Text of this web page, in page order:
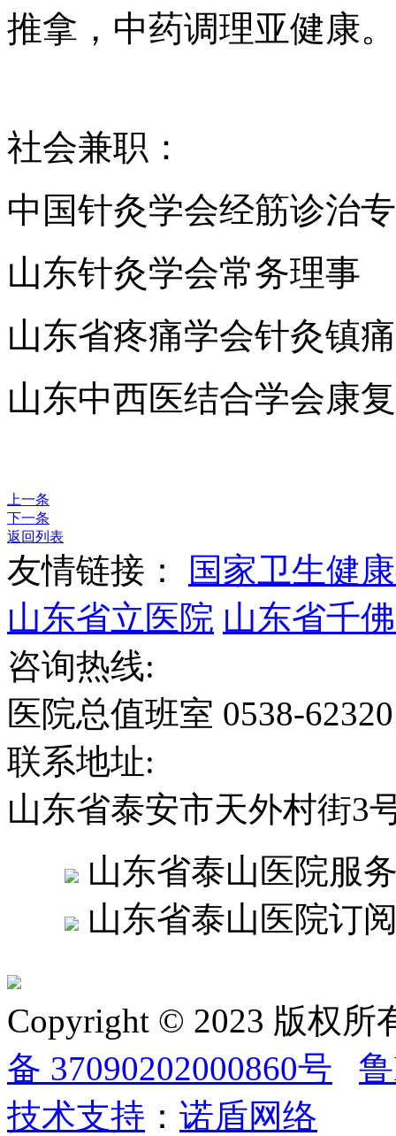
推拿，中药调理亚健康。
社会兼职：
中国针灸学会经筋诊治
山东针灸学会常务理事
山东省疼痛学会针灸镇
山东中西医结合学会康
上一条
下一条
返回列表
友情链接：
国家卫生健
山东省立医院 山东省千
咨询热线:
医院总值班室 0538-
联系地址:
山东省泰安市天外村街3
山东省泰山医院服
山东省泰山医院订
Copyright © 2023 版权
备 37090202000860号
技术支持 ： 诺盾网络